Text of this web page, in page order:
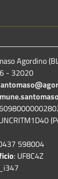
Agordino
- 32020
598004
: UF8C4Z